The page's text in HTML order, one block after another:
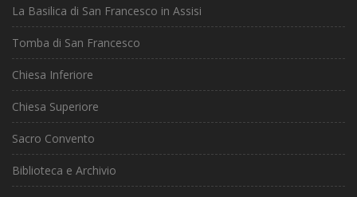
La Basilica di San Francesco in Assisi
Tomba di San Francesco
Chiesa Inferiore
Chiesa Superiore
Sacro Convento
Biblioteca e Archivio